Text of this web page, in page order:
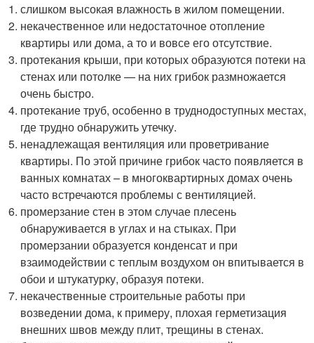
слишком высокая влажность в жилом помещении.
некачественное или недостаточное отопление
квартиры или дома, а то и вовсе его отсутствие.
протекания крыши, при которых образуются потеки на
стенах или потолке — на них грибок размножается
очень быстро.
протекание труб, особенно в труднодоступных местах,
где трудно обнаружить утечку.
ненадлежащая вентиляция или проветривание
квартиры. По этой причине грибок часто появляется в
ванных комнатах – в многоквартирных домах очень
часто встречаются проблемы с вентиляцией.
промерзание стен в этом случае плесень
обнаруживается в углах и на стыках. При
промерзании образуется конденсат и при
взаимодействии с теплым воздухом он впитывается в
обои и штукатурку, образуя потеки.
некачественные строительные работы при
возведении дома, к примеру, плохая герметизация
внешних швов между плит, трещины в стенах.